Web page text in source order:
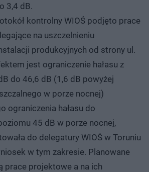
3,4 dB.
kontrolny WIOŚ podjęto prace
na uszczelnieniu
produkcyjnych od strony ul.
jest ograniczenie hałasu z
do 46,6 dB (1,6 dB powyżej
w porze nocnej)
ograniczenia hałasu do
45 dB w porze nocnej,
do delegatury WIOŚ w Toruniu
w tym zakresie. Planowane
prace projektowe a na ich